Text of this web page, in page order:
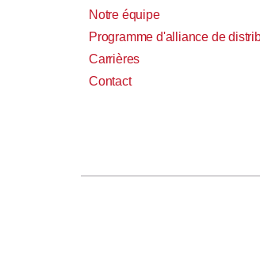
Notre équipe
Programme d'alliance de
Carrières
Contact